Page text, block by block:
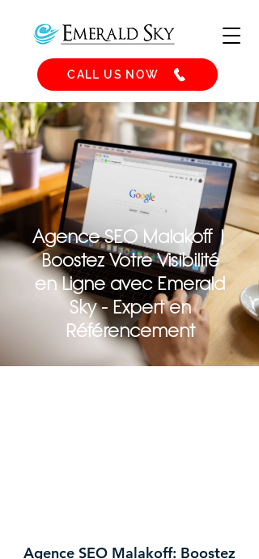
CALL US NOW
Agence SEO Malakoff |
Boostez Votre Visibilité
en Ligne avec Emerald
Sky - Expert en
Référencement
Agence SEO Malakoff: Boostez